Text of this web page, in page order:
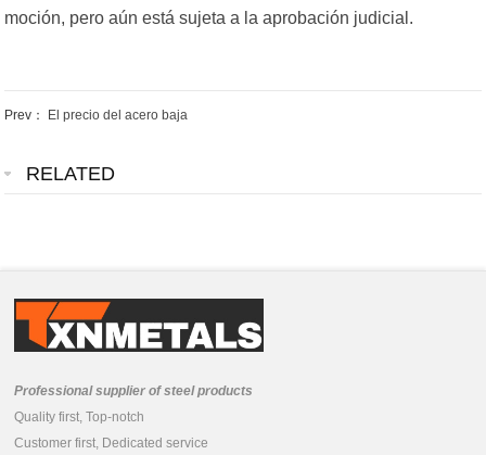
moción, pero aún está sujeta a la aprobación judicial.
Prev： El precio del acero baja
RELATED
Professional supplier of steel products
Quality first, Top-notch
Customer first, Dedicated service